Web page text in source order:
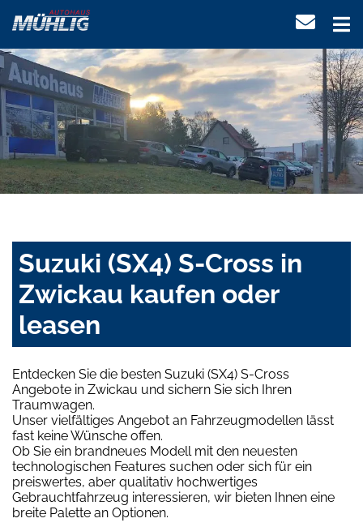
Suzuki (SX4) S-Cross in
Zwickau kaufen oder
leasen
Entdecken Sie die besten Suzuki (SX4) S-Cross
Angebote in Zwickau und sichern Sie sich Ihren
Traumwagen.
Unser vielfältiges Angebot an Fahrzeugmodellen lässt
fast keine Wünsche offen.
Ob Sie ein brandneues Modell mit den neuesten
technologischen Features suchen oder sich für ein
preiswertes, aber qualitativ hochwertiges
Gebrauchtfahrzeug interessieren, wir bieten Ihnen eine
breite Palette an Optionen.